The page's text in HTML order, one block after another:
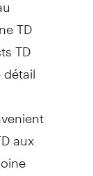
TD
TD
aux